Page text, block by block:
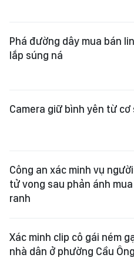
Phá đường dây mua bán
lắp súng ná
Camera giữ bình yên từ cơ
Công an xác minh vụ
tử vong sau phản ánh
ranh
Xác minh clip cô gái ném
nhà dân ở phường Cầu